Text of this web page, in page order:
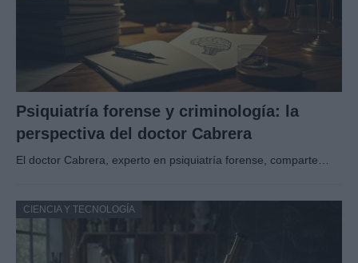
Psiquiatría forense y criminología: la
perspectiva del doctor Cabrera
El doctor Cabrera, experto en psiquiatría forense, comparte…
CIENCIA Y TECNOLOGÍA